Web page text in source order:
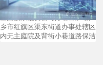
全国股票配资公司排名出炉 新
乡市红旗区渠东街道办事处辖区
内无主庭院及背街小巷道路保洁